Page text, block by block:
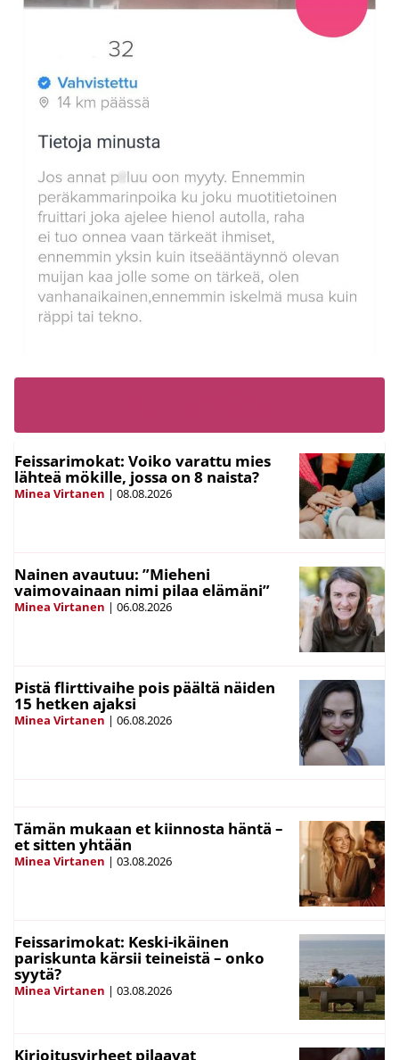
Feissarimokat: Voiko varattu mies
lähteä mökille, jossa on 8 naista?
Minea Virtanen | 08.08.2026
Nainen avautuu: ”Mieheni
vaimovainaan nimi pilaa elämäni”
Minea Virtanen | 06.08.2026
Pistä flirttivaihe pois päältä näiden
15 hetken ajaksi
Minea Virtanen | 06.08.2026
Tämän mukaan et kiinnosta häntä –
et sitten yhtään
Minea Virtanen | 03.08.2026
Feissarimokat: Keski-ikäinen
pariskunta kärsii teineistä – onko
syytä?
Minea Virtanen | 03.08.2026
Kirjoitusvirheet pilaavat